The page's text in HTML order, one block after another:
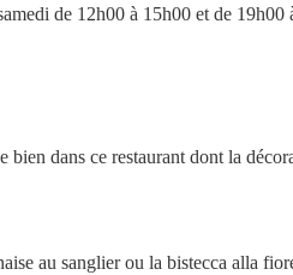
de 12h00 à 15h00 et de 19h00
dans ce restaurant dont la
au sanglier ou la bistecca alla